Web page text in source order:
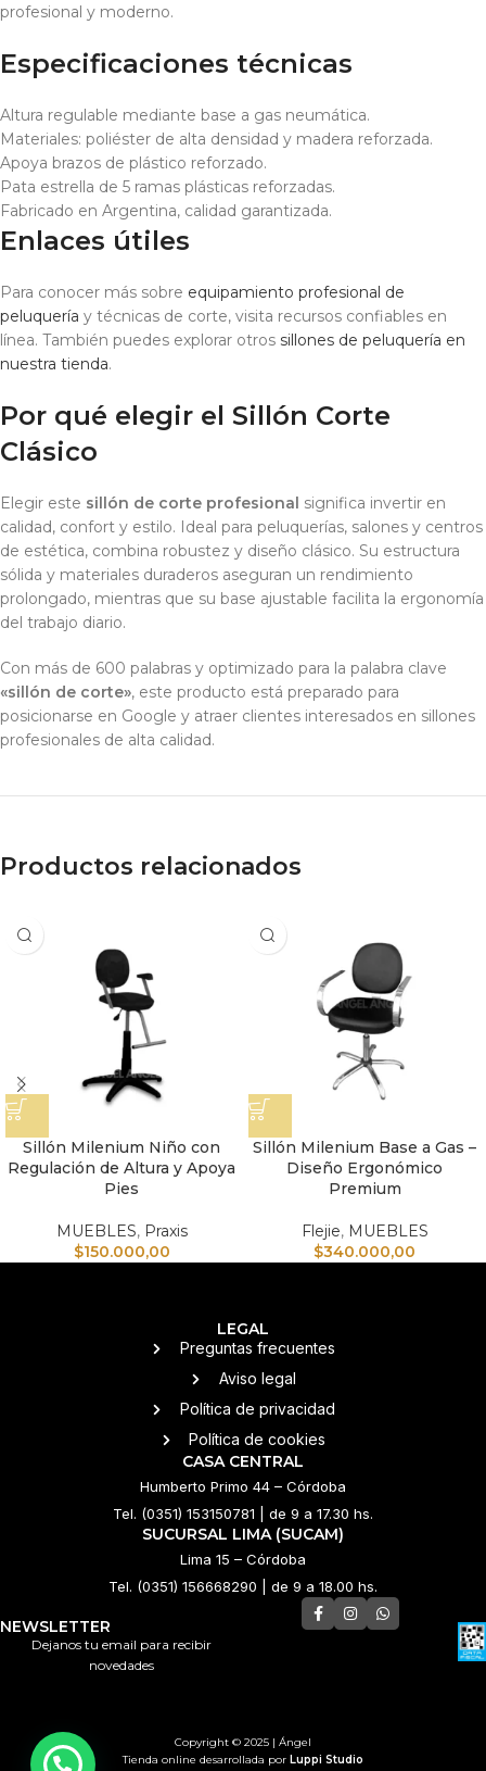
profesional y moderno.
Especificaciones técnicas
Altura regulable mediante base a gas neumática.
Materiales: poliéster de alta densidad y madera reforzada.
Apoya brazos de plástico reforzado.
Pata estrella de 5 ramas plásticas reforzadas.
Fabricado en Argentina, calidad garantizada.
Enlaces útiles
Para conocer más sobre equipamiento profesional de
peluquería y técnicas de corte, visita recursos confiables en
línea. También puedes explorar otros sillones de peluquería en
nuestra tienda.
Por qué elegir el Sillón Corte
Clásico
Elegir este sillón de corte profesional significa invertir en
calidad, confort y estilo. Ideal para peluquerías, salones y centros
de estética, combina robustez y diseño clásico. Su estructura
sólida y materiales duraderos aseguran un rendimiento
prolongado, mientras que su base ajustable facilita la ergonomía
del trabajo diario.
Con más de 600 palabras y optimizado para la palabra clave
«sillón de corte», este producto está preparado para
posicionarse en Google y atraer clientes interesados en sillones
profesionales de alta calidad.
Productos relacionados
Sillón Milenium Niño con
Regulación de Altura y Apoya
Pies
MUEBLES, Praxis
$150.000,00
Sillón Milenium Base a Gas –
Diseño Ergonómico
Premium
Flejie, MUEBLES
$340.000,00
LEGAL
Preguntas frecuentes
Aviso legal
Política de privacidad
Política de cookies
CASA CENTRAL
Humberto Primo 44 – Córdoba
Tel. (0351) 153150781 | de 9 a 17.30 hs.
SUCURSAL LIMA (SUCAM)
Lima 15 – Córdoba
Tel. (0351) 156668290 | de 9 a 18.00 hs.
NEWSLETTER
Dejanos tu email para recibir
novedades
Tienda online desarrollada por Luppi Studio
Copyright © 2025 | Ángel